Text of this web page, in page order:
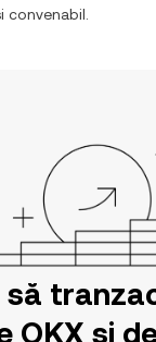
convenabil.
să
OKX și